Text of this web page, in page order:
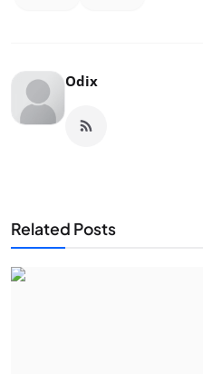
Odix
Related Posts